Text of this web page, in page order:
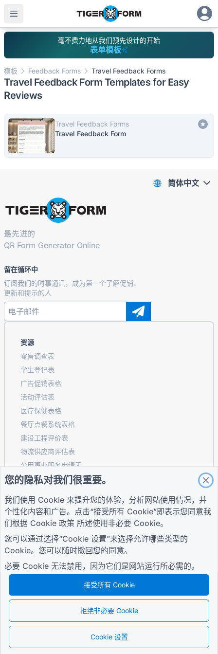
毫不费力地从我们预先设计的开始
表单模板
模板 Feedback Forms Travel Feedback Forms
Travel Feedback Form Templates for Easy
Reviews
Travel Feedback Forms
Travel Feedback Form
最先进的
QR Form Generator Online
留在循环中
订阅我们的时事通讯，成为第一个了解促销、
更新和提示的人
资源
零售调查表
学生登记表
广告促销表格
活动评估表
医疗保健表格
餐厅点餐系统表格
建设工程评价表
物流供应商评估表
公用事业服务申请表
客户参与表
指南
博客
TIGER FORM指南
公司
联系我们
条款
隐私政策
简体中文
© 2026 QR Form Generator. All rights reserved.
您的隐私对我们很重要。
我们使用 Cookie 来提升您的体验，分析网站使用情况，并
个性化内容和广告。点击“接受所有 Cookie”即表示您同意我
们根据 Cookie 政策 所述使用非必要 Cookie。
您可以通过选择“Cookie 设置”来选择允许哪些类型的
Cookie。您可以随时撤回您的同意。
必要 Cookie 无法禁用，因为它们是网站运行所必需的。
接受所有 Cookie
拒绝非必要 Cookie
Cookie 设置